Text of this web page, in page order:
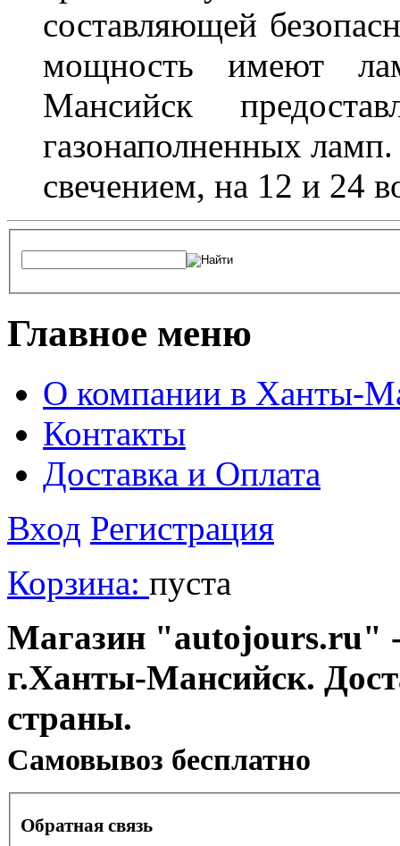
составляющей
мощность имеют
Мансийск
газонаполненных
свечением, на 12 и 24
Главное меню
О компании в Ханты-
Контакты
Доставка и Оплата
Вход Регистрация
Корзина: пуста
Магазин "autojours.ru" -
г.Ханты-Мансийск.
страны.
Cамовывоз бесплатно
Обратная связь